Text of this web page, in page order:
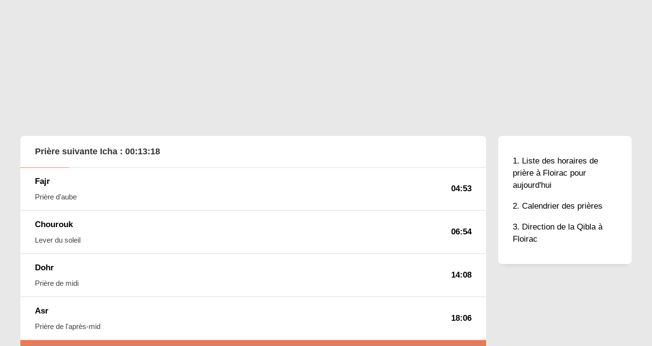
Liste des horaires de
prière à Floirac pour
aujourd'hui
Calendrier des prières
Direction de la Qibla à
Floirac
Prière suivante Icha : 00:13:17
Fajr
Prière d'aube
04:53
Chourouk
Lever du soleil
06:54
Dohr
Prière de midi
14:08
Asr
Prière de l'après-mid
18:06